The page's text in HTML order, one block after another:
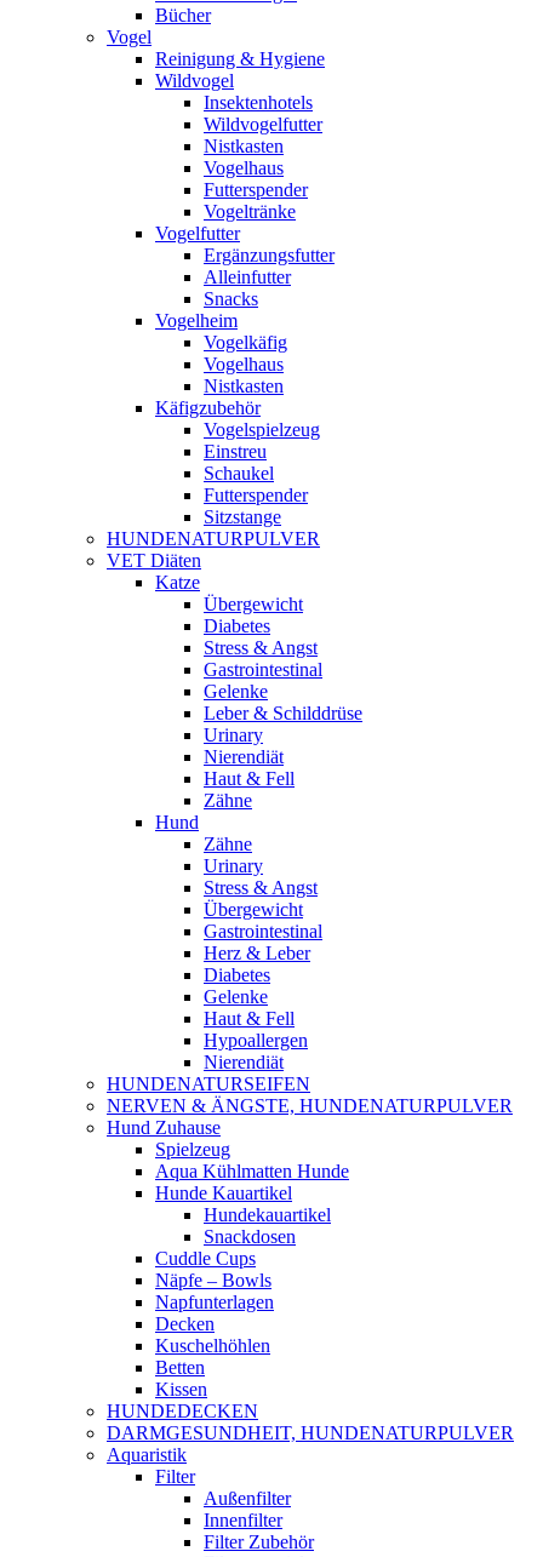
Bücher
Vogel
Reinigung & Hygiene
Wildvogel
Insektenhotels
Wildvogelfutter
Nistkasten
Vogelhaus
Futterspender
Vogeltränke
Vogelfutter
Ergänzungsfutter
Alleinfutter
Snacks
Vogelheim
Vogelkäfig
Vogelhaus
Nistkasten
Käfigzubehör
Vogelspielzeug
Einstreu
Schaukel
Futterspender
Sitzstange
HUNDENATURPULVER
VET Diäten
Katze
Übergewicht
Diabetes
Stress & Angst
Gastrointestinal
Gelenke
Leber & Schilddrüse
Urinary
Nierendiät
Haut & Fell
Zähne
Hund
Zähne
Urinary
Stress & Angst
Übergewicht
Gastrointestinal
Herz & Leber
Diabetes
Gelenke
Haut & Fell
Hypoallergen
Nierendiät
HUNDENATURSEIFEN
NERVEN & ÄNGSTE, HUNDENATURPULVER
Hund Zuhause
Spielzeug
Aqua Kühlmatten Hunde
Hunde Kauartikel
Hundekauartikel
Snackdosen
Cuddle Cups
Näpfe – Bowls
Napfunterlagen
Decken
Kuschelhöhlen
Betten
Kissen
HUNDEDECKEN
DARMGESUNDHEIT, HUNDENATURPULVER
Aquaristik
Filter
Außenfilter
Innenfilter
Filter Zubehör